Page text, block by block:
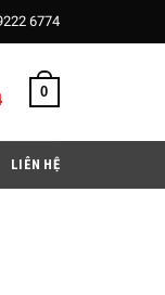
6774
0
LIÊN HỆ